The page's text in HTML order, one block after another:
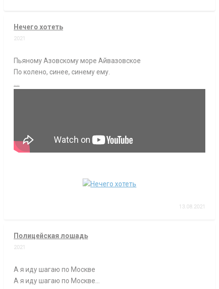
Нечего хотеть
2021
Пьяному Азовскому море Айвазовское
По колено, синее, синему ему.
13.08.2021
Полицейская лошадь
2021
А я иду шагаю по Москве
А я иду шагаю по Москве…